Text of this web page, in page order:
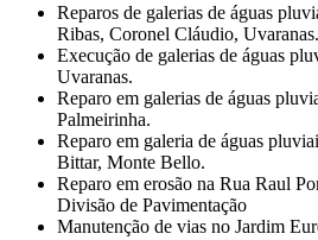
Reparos de galerias de águas
Ribas, Coronel Cláudio, Uvaranas.
Execução de galerias de águas
Uvaranas.
Reparo em galerias de águas
Palmeirinha.
Reparo em galeria de águas
Bittar, Monte Bello.
Reparo em erosão na Rua Raul
Divisão de Pavimentação
Manutenção de vias no Jardim